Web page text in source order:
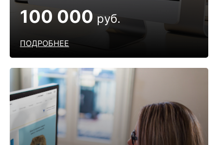
ПОДРОБНЕЕ
100 000 руб.